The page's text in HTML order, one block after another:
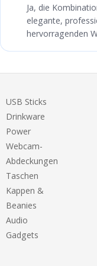
Ja, die
elegante,
hervorragenden
USB Sticks
Drinkware
Power
Webcam-
Abdeckungen
Taschen
Kappen &
Beanies
Audio
Gadgets